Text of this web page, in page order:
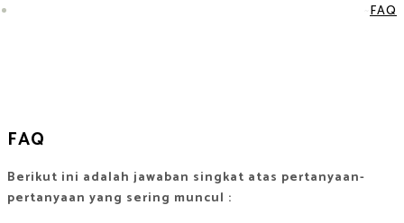
FAQ
FAQ
Berikut ini adalah jawaban singkat atas pertanyaan-
pertanyaan yang sering muncul :